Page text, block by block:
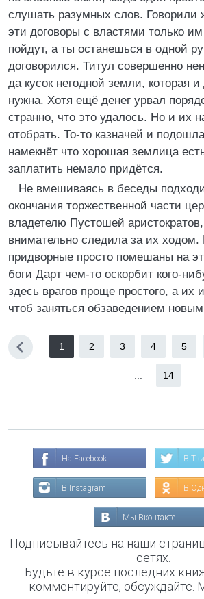
слушать разумных слов. Говорили
эти договоры с властями только
пойдут, а ты останешься в одной
договорился. Титул совершенно
да кусок негодной земли, которая
нужна. Хотя ещё денег урвал
странно, что это удалось. Но и их
отобрать. То-то казначей и
намекнёт что хорошая землица
заплатить немало придётся.
Не вмешиваясь в беседы
окончания торжественной части
владетелю Пустошей
внимательно следила за их ходом.
придворные просто помешаны на
боги Дарт чем-то оскорбит кого-
здесь врагов проще простого, а их и
чтоб заняться обзаведением
1 2 3 4 5
14
На Facebook В
В Instagram В
Мы Вконтакте
Подписывайтесь на наши
сетях.
Будьте в курсе последних
комментируйте,